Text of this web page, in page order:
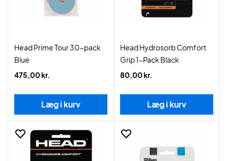
Head Prime Tour 30-pack
Blue
475,00 kr.
Læg i kurv
Head Hydrosorb Comfort
Grip 1-Pack Black
80,00 kr.
Læg i kurv